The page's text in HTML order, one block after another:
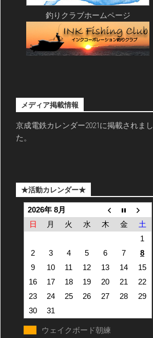
釣りクラブホームページ
メディア掲載情報
京成電鉄カレンダー2021に掲載されまし
た。
★活動カレンダー★
2026年 8月
日
月 火 水 木 金
土
1
2
3 4 5 6 7
8
9
10 11 12 13 14
15
16
17 18 19 20 21
22
23
24 25 26 27 28
29
30
31
ウェイクボード朝練